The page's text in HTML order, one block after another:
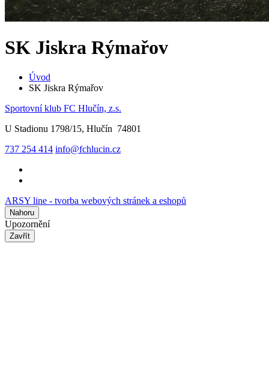
SK Jiskra Rýmařov
Úvod
SK Jiskra Rýmařov
Sportovní klub FC Hlučín, z.s.
U Stadionu 1798/15, Hlučín 74801
737 254 414 info@fchlucin.cz
ARSY line - tvorba webových stránek a eshopů
Nahoru
Upozornění
Zavřít